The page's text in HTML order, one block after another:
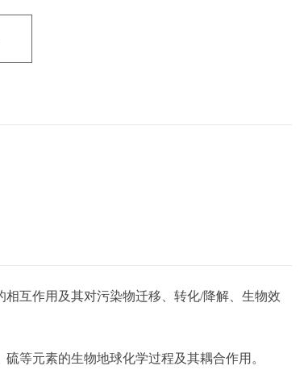
互作用及其对污染物迁移、转化/降解、生物效
等元素的生物地球化学过程及其耦合作用。